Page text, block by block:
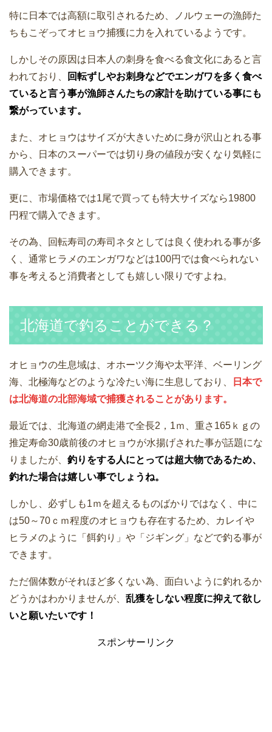
特に日本では高額に取引されるため、ノルウェーの漁師た
ちもこぞってオヒョウ捕獲に力を入れているようです。
しかしその原因は日本人の刺身を食べる食文化にあると言
われており、
回転ずしやお刺身などでエンガワを多く食べ
ていると言う事が漁師さんたちの家計を助けている事にも
繋がっています。
また、オヒョウはサイズが大きいために身が沢山とれる事
から、日本のスーパーでは切り身の値段が安くなり気軽に
購入できます。
更に、市場価格では1尾で買っても特大サイズなら19800
円程で購入できます。
その為、回転寿司の寿司ネタとしては良く使われる事が多
く、通常ヒラメのエンガワなどは100円では食べられない
事を考えると消費者としても嬉しい限りですよね。
北海道で釣ることができる？
オヒョウの生息域は、オホーツク海や太平洋、ベーリング
海、北極海などのような冷たい海に生息しており、
日本で
は北海道の北部海域で捕獲されることがあります。
最近では、北海道の網走港で全長2，1ｍ、重さ165ｋｇの
推定寿命30歳前後のオヒョウが水揚げされた事が話題にな
りましたが、 釣りをする人にとっては超大物であるため、
釣れた場合は嬉しい事でしょうね。
しかし、必ずしも1ｍを超えるものばかりではなく、中に
は50～70ｃｍ程度のオヒョウも存在するため、カレイや
ヒラメのように「餌釣り」や「ジギング」などで釣る事が
できます。
ただ個体数がそれほど多くない為、面白いように釣れるか
どうかはわかりませんが、 乱獲をしない程度に抑えて欲し
いと願いたいです！
スポンサーリンク